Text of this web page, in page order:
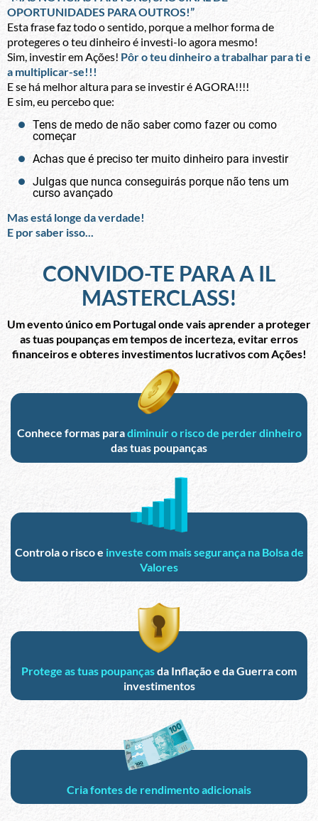
OPORTUNIDADES PARA OUTROS!”
Esta frase faz todo o sentido, porque a melhor forma de
protegeres o teu dinheiro é investi-lo agora mesmo!
Sim, investir em Ações! Pôr o teu dinheiro a trabalhar para ti e
a multiplicar-se!!!
E se há melhor altura para se investir é AGORA!!!!
E sim, eu percebo que:
Tens de medo de não saber como fazer ou como
começar
Achas que é preciso ter muito dinheiro para investir
Julgas que nunca conseguirás porque não tens um
curso avançado
Mas está longe da verdade!
E por saber isso...
CONVIDO-TE PARA A IL
MASTERCLASS!
Um evento único em Portugal onde vais aprender a proteger
as tuas poupanças em tempos de incerteza, evitar erros
financeiros e obteres investimentos lucrativos com Ações!
Conhece formas paradiminuir o risco de perder dinheiro
das tuas poupanças
Controla o risco e investe com mais segurança na Bolsa de
Valores
Protege as tuas poupançasda Inflação e da Guerra com
investimentos
Cria fontes de rendimento adicionais